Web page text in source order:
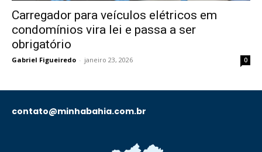
Carregador para veículos elétricos em
condomínios vira lei e passa a ser
obrigatório
Gabriel Figueiredo - janeiro 23, 2026 0
contato@minhabahia.com.br